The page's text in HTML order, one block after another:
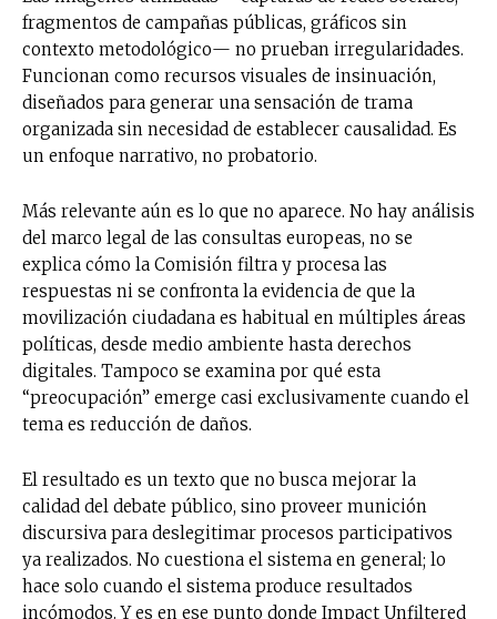
No te pierdas de las
últimas noticias
Suscríbete a nuestro boletín diario y
fragmentos de campañas públicas, gráficos sin
contexto metodológico— no prueban irregularidades.
Funcionan como recursos visuales de insinuación,
diseñados para generar una sensación de trama
organizada sin necesidad de establecer causalidad. Es
un enfoque narrativo, no probatorio.
Más relevante aún es lo que no aparece. No hay análisis
del marco legal de las consultas europeas, no se
explica cómo la Comisión filtra y procesa las
respuestas ni se confronta la evidencia de que la
movilización ciudadana es habitual en múltiples áreas
políticas, desde medio ambiente hasta derechos
digitales. Tampoco se examina por qué esta
“preocupación” emerge casi exclusivamente cuando el
tema es reducción de daños.
El resultado es un texto que no busca mejorar la
calidad del debate público, sino proveer munición
discursiva para deslegitimar procesos participativos
ya realizados. No cuestiona el sistema en general; lo
hace solo cuando el sistema produce resultados
incómodos. Y es en ese punto donde Impact Unfiltered